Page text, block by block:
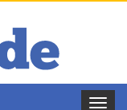
Toggle